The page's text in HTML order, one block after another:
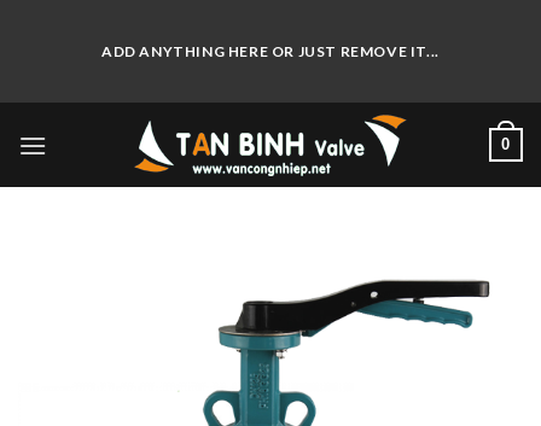
ADD ANYTHING HERE OR JUST REMOVE IT...
0